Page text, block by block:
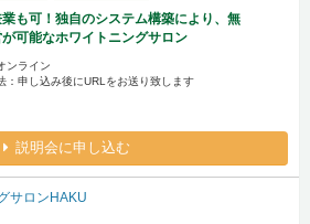
も可！独自のシステム構築により、無
が可能なホワイトニングサロン
ンライン
：申し込み後にURLをお送り致します
説明会に申し込む
サロンHAKU